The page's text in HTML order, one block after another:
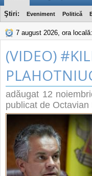
Ştiri: Eveniment Politică
7 august 2026, ora
(VIDEO)
adăugat 12
publicat de Octavian